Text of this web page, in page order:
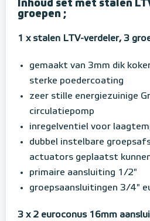
Inhoud set met stalen
groepen ;
1 x stalen LTV-verdeler, 3
gemaakt van 3mm dik
sterke poedercoating
zeer stille energiezuinige
circulatiepomp
inregelventiel voor
dubbel instelbare
actuators geplaatst
primaire aansluiting 1/2"
groepsaansluitingen 3/4"
3 x 2 euroconus 16mm